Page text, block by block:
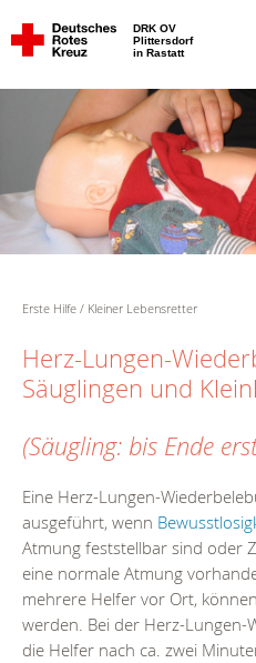
DRK OV
Plittersdorf
in Rastatt
Erste Hilfe Kleiner Lebensretter
Herz-Lungen-
Säuglingen und
(Säugling: bis Ende
Eine Herz-Lungen-
ausgeführt, wenn
Atmung feststellbar sind oder
eine normale Atmung
mehrere Helfer vor Ort,
werden. Bei der Herz-Lungen-
die Helfer nach ca. zwei